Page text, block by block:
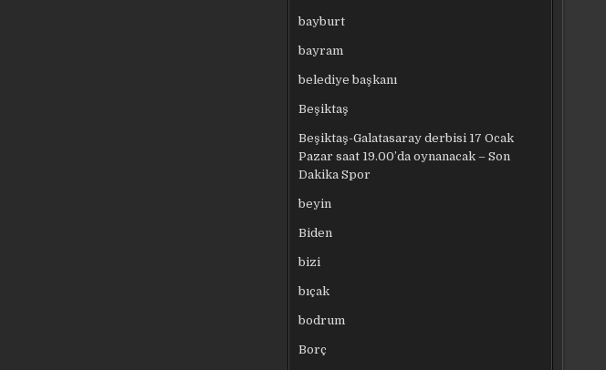
bayburt
bayram
belediye başkanı
Beşiktaş
Beşiktaş-Galatasaray derbisi 17 Ocak
Pazar saat 19.00’da oynanacak – Son
Dakika Spor
beyin
Biden
bizi
bıçak
bodrum
Borç